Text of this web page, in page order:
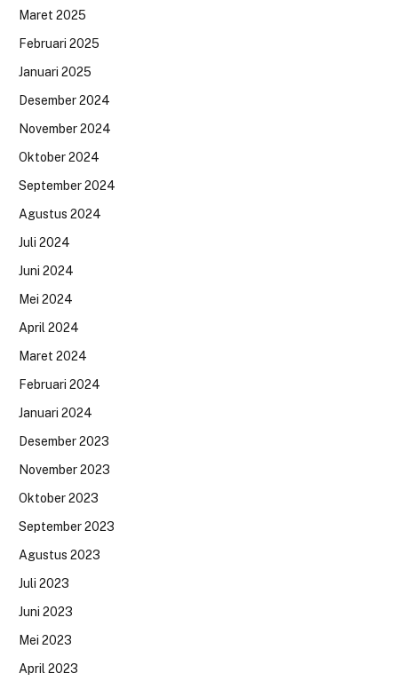
Maret 2025
Februari 2025
Januari 2025
Desember 2024
November 2024
Oktober 2024
September 2024
Agustus 2024
Juli 2024
Juni 2024
Mei 2024
April 2024
Maret 2024
Februari 2024
Januari 2024
Desember 2023
November 2023
Oktober 2023
September 2023
Agustus 2023
Juli 2023
Juni 2023
Mei 2023
April 2023